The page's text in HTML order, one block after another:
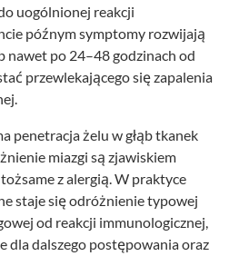
uogólnionej reakcji
późnym symptomy rozwijają
nawet po 24–48 godzinach od
przewlekającego się zapalenia
penetracja żelu w głąb tkanek
miazgi są zjawiskiem
z alergią. W praktyce
staje się odróżnienie typowej
od reakcji immunologicznej,
dla dalszego postępowania oraz